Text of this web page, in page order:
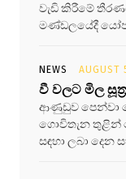
වැඩි කිරීමේ
මණ්ඩලයේදී
NEWS AUGUST
වී වලට මිල
ආණුඩුව පෙන්වා
ගොවිතැන තුළින්
සඳහා ලබා දෙන